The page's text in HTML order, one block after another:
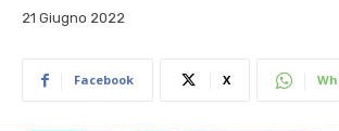
21 Giugno 2022
Facebook X